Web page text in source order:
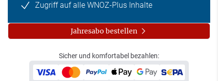
Zugriff auf alle WNOZ-Plus Inhalte
Jahresabo bestellen
Sicher und komfortabel bezahlen: